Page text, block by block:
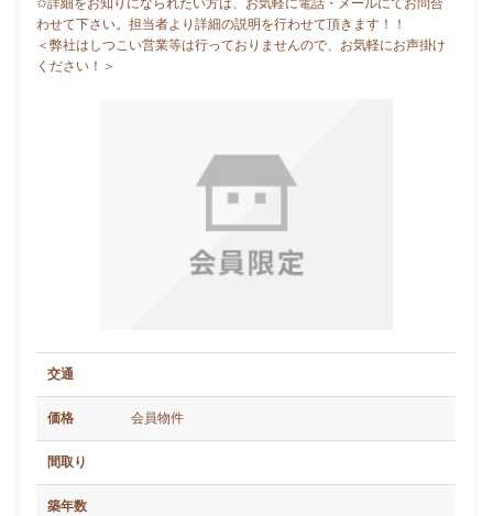
✩詳細をお知りになられたい方は、お気軽に電話・メールにてお問合
わせて下さい。担当者より詳細の説明を行わせて頂きます！！
＜弊社はしつこい営業等は行っておりませんので、お気軽にお声掛け
ください！＞
交通
価格 会員物件
間取り
築年数